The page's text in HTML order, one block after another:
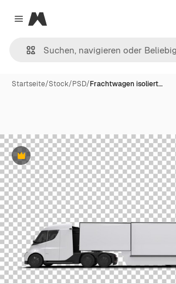
Close menu
Magnific
Startseite/Stock/PSD/Frachtwagen isoliert…
Premium